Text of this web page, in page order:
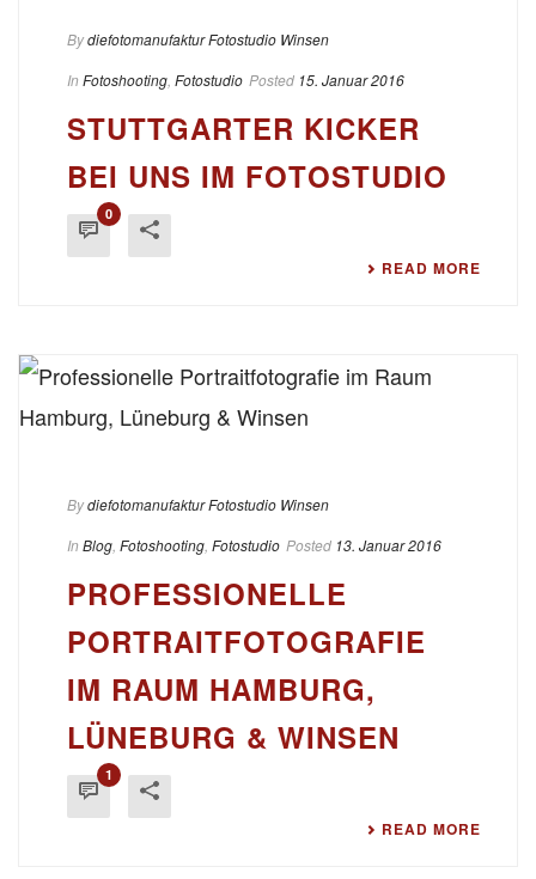
Bydiefotomanufaktur Fotostudio Winsen
In Fotoshooting Fotostudio Posted 15. Januar 2016
STUTTGARTER KICKER
BEI UNS IM FOTOSTUDIO
0
READ MORE
Bydiefotomanufaktur Fotostudio Winsen
In Blog Fotoshooting Fotostudio Posted 13. Januar 2016
PROFESSIONELLE
PORTRAITFOTOGRAFIE
IM RAUM HAMBURG,
LÜNEBURG & WINSEN
1
READ MORE